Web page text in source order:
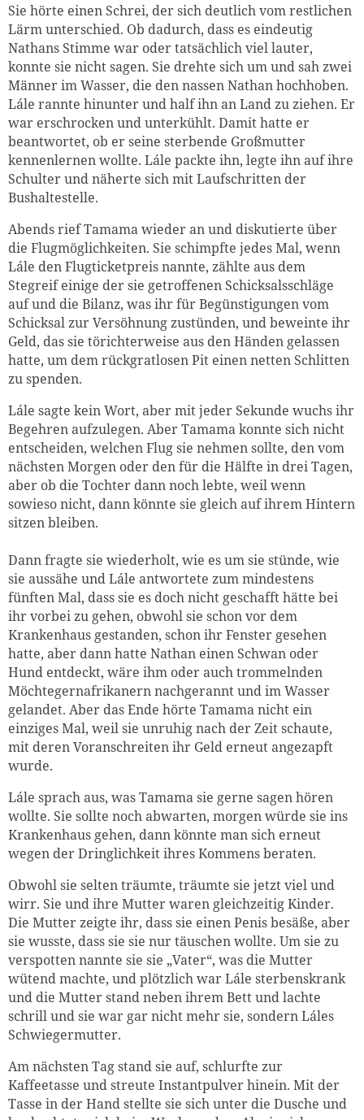
Sie hörte einen Schrei, der sich deutlich vom restlichen
Lärm unterschied. Ob dadurch, dass es eindeutig
Nathans Stimme war oder tatsächlich viel lauter,
konnte sie nicht sagen. Sie drehte sich um und sah zwei
Männer im Wasser, die den nassen Nathan hochhoben.
Lále rannte hinunter und half ihn an Land zu ziehen. Er
war erschrocken und unterkühlt. Damit hatte er
beantwortet, ob er seine sterbende Großmutter
kennenlernen wollte. Lále packte ihn, legte ihn auf ihre
Schulter und näherte sich mit Laufschritten der
Bushaltestelle.
Abends rief Tamama wieder an und diskutierte über
die Flugmöglichkeiten. Sie schimpfte jedes Mal, wenn
Lále den Flugticketpreis nannte, zählte aus dem
Stegreif einige der sie getroffenen Schicksalsschläge
auf und die Bilanz, was ihr für Begünstigungen vom
Schicksal zur Versöhnung zustünden, und beweinte ihr
Geld, das sie törichterweise aus den Händen gelassen
hatte, um dem rückgratlosen Pit einen netten Schlitten
zu spenden.
Lále sagte kein Wort, aber mit jeder Sekunde wuchs ihr
Begehren aufzulegen. Aber Tamama konnte sich nicht
entscheiden, welchen Flug sie nehmen sollte, den vom
nächsten Morgen oder den für die Hälfte in drei Tagen,
aber ob die Tochter dann noch lebte, weil wenn
sowieso nicht, dann könnte sie gleich auf ihrem Hintern
sitzen bleiben.
Dann fragte sie wiederholt, wie es um sie stünde, wie
sie aussähe und Lále antwortete zum mindestens
fünften Mal, dass sie es doch nicht geschafft hätte bei
ihr vorbei zu gehen, obwohl sie schon vor dem
Krankenhaus gestanden, schon ihr Fenster gesehen
hatte, aber dann hatte Nathan einen Schwan oder
Hund entdeckt, wäre ihm oder auch trommelnden
Möchtegernafrikanern nachgerannt und im Wasser
gelandet. Aber das Ende hörte Tamama nicht ein
einziges Mal, weil sie unruhig nach der Zeit schaute,
mit deren Voranschreiten ihr Geld erneut angezapft
wurde.
Lále sprach aus, was Tamama sie gerne sagen hören
wollte. Sie sollte noch abwarten, morgen würde sie ins
Krankenhaus gehen, dann könnte man sich erneut
wegen der Dringlichkeit ihres Kommens beraten.
Obwohl sie selten träumte, träumte sie jetzt viel und
wirr. Sie und ihre Mutter waren gleichzeitig Kinder.
Die Mutter zeigte ihr, dass sie einen Penis besäße, aber
sie wusste, dass sie sie nur täuschen wollte. Um sie zu
verspotten nannte sie sie „Vater“, was die Mutter
wütend machte, und plötzlich war Lále sterbenskrank
und die Mutter stand neben ihrem Bett und lachte
schrill und sie war gar nicht mehr sie, sondern Láles
Schwiegermutter.
Am nächsten Tag stand sie auf, schlurfte zur
Kaffeetasse und streute Instantpulver hinein. Mit der
Tasse in der Hand stellte sie sich unter die Dusche und